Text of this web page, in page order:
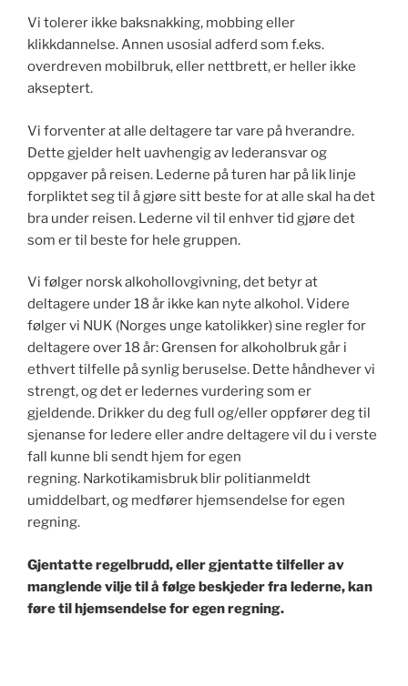
Vi tolerer ikke baksnakking, mobbing eller
klikkdannelse. Annen usosial adferd som f.eks.
overdreven mobilbruk, eller nettbrett, er heller ikke
akseptert.
Vi forventer at alle deltagere tar vare på hverandre.
Dette gjelder helt uavhengig av lederansvar og
oppgaver på reisen. Lederne på turen har på lik linje
forpliktet seg til å gjøre sitt beste for at alle skal ha det
bra under reisen. Lederne vil til enhver tid gjøre det
som er til beste for hele gruppen.
Vi følger norsk alkohollovgivning, det betyr at
deltagere under 18 år ikke kan nyte alkohol. Videre
følger vi NUK (Norges unge katolikker) sine regler for
deltagere over 18 år: Grensen for alkoholbruk går i
ethvert tilfelle på synlig beruselse. Dette håndhever vi
strengt, og det er ledernes vurdering som er
gjeldende. Drikker du deg full og/eller oppfører deg til
sjenanse for ledere eller andre deltagere vil du i verste
fall kunne bli sendt hjem for egen
regning. Narkotikamisbruk blir politianmeldt
umiddelbart, og medfører hjemsendelse for egen
regning.
Gjentatte regelbrudd, eller gjentatte tilfeller av
manglende vilje til å følge beskjeder fra lederne, kan
føre til hjemsendelse for egen regning.